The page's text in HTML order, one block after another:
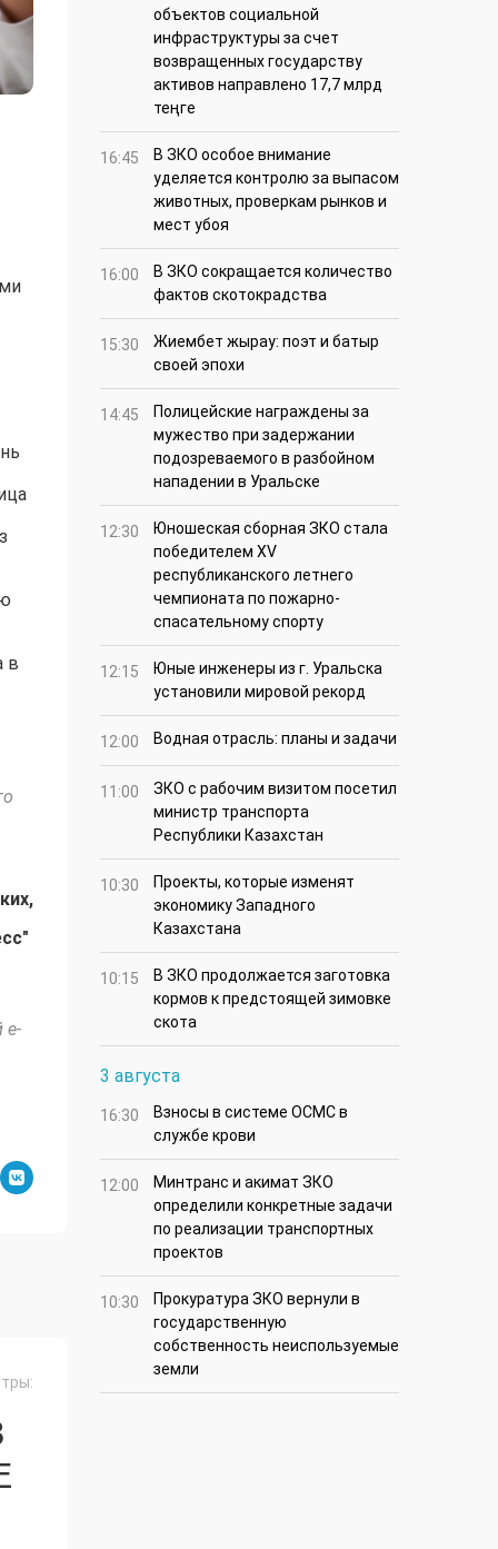
в
e-
объектов социальной
инфраструктуры за счет
возвращенных государству
активов направлено 17,7 млрд
теңге
16:45
В ЗКО особое внимание
уделяется контролю за выпасом
животных, проверкам рынков и
мест убоя
16:00
В ЗКО сокращается количество
фактов скотокрадства
15:30
Жиембет жырау: поэт и батыр
своей эпохи
14:45
Полицейские награждены за
мужество при задержании
подозреваемого в разбойном
нападении в Уральске
12:30
Юношеская сборная ЗКО стала
победителем XV
республиканского летнего
чемпионата по пожарно-
спасательному спорту
12:15
Юные инженеры из г. Уральска
установили мировой рекорд
12:00 Водная отрасль: планы и задачи
11:00
ЗКО с рабочим визитом посетил
министр транспорта
Республики Казахстан
10:30
Проекты, которые изменят
экономику Западного
Казахстана
10:15
В ЗКО продолжается заготовка
кормов к предстоящей зимовке
скота
3 августа
16:30
Взносы в системе ОСМС в
службе крови
12:00
Минтранс и акимат ЗКО
определили конкретные задачи
по реализации транспортных
проектов
10:30
Прокуратура ЗКО вернули в
государственную
собственность неиспользуемые
земли